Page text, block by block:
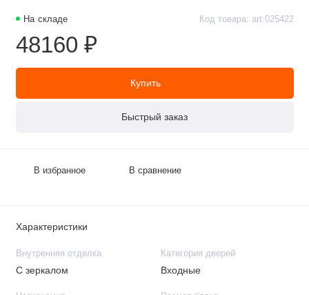
На складе Код товара: art:025422
48160 ₽
Купить
Быстрый заказ
В избранное В сравнение
Характеристики
Внутренняя отделка
С зеркалом
Категория дверей
Входные